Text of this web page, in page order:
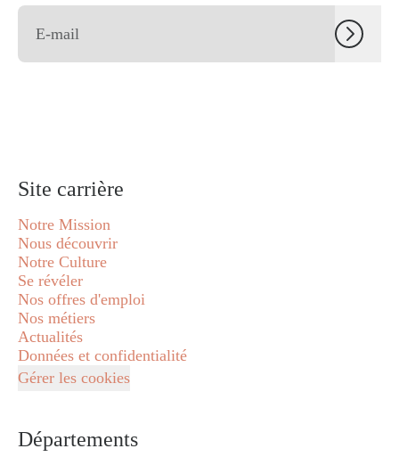
Site carrière
Notre Mission
Nous découvrir
Notre Culture
Se révéler
Nos offres d'emploi
Nos métiers
Actualités
Données et confidentialité
Gérer les cookies
Départements